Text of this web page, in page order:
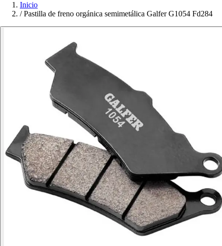
Inicio
/ Pastilla de freno orgánica semimetálica Galfer G1054 Fd284